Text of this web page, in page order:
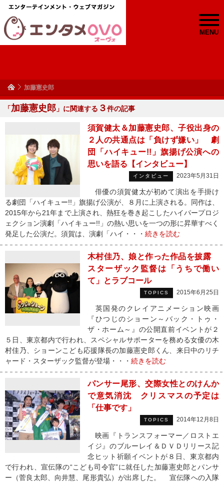
MENU
加藤憲史郎
「加藤憲史郎 」に関連する ３件の記事
須賀健太＆加藤憲史郎、子役出身の
２人の共通点は「負けず嫌い」 劇
団「ハイキュー!!」旗揚げ公演への
思いを語る【インタビュー】
インタビュー 2023年5月31日
俳優の須賀健太が初めて演出を手掛け
る劇団「ハイキュー!!」旗揚げ公演が、８月に上演される。同作は、
2015年から21年まで上演され、熱狂を巻き起こしたハイパープロジ
ェクション演劇「ハイキュー!!」の熱い思いを一つの形に昇華すべく
発足した公演だ。須賀は、演劇「ハイ・・・ 続きを読む
木村佳乃、娘と作った作品を披露
スターザック監督は「うちで働い
て」とラブコール
TOPICS 2015年6月25日
英国発のクレイアニメーション映画
『ひつじのショーン～バック・トゥ・
ザ・ホーム～』の公開直前イベントが２
５日、東京都内で行われ、スペシャルサポーターを務める女優の木
村佳乃、ショーンこども応援隊長の加藤憲史郎くん、来日中のリチ
ャード・スターザック監督が登場・・・ 続きを読む
パンサー尾形、交際女性とのけんか
で意気消沈 クリスマスの予定は
「仕事です」
TOPICS 2014年12月8日
映画『トランスフォーマー／ロストエ
イジ』のブルーレイ＆ＤＶＤリリース記
念ヒット祈願イベントが８日、東京都内
で行われ、宣伝隊の“こども司令官”に就任した加藤憲史郎とパンサ
ー（菅良太郎、向井慧、尾形貴弘）が出席した。 宣伝隊への入隊